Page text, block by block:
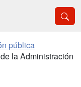
pública
la Administración